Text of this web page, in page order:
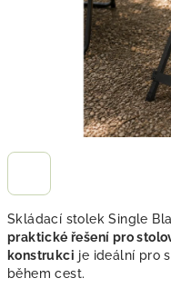
Skládací stolek Single
praktické řešení pro
konstrukci je ideální pro
během cest.